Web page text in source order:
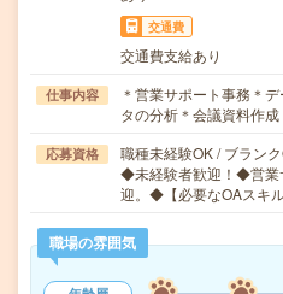
交通費
交通費支給あり
仕事内容
＊営業サポート事務＊
タの分析＊会議資料作
応募資格
職種未経験OK / ブラン
◆未経験者歓迎！◆営業
迎。◆【必要なOAスキ
職場の雰囲気